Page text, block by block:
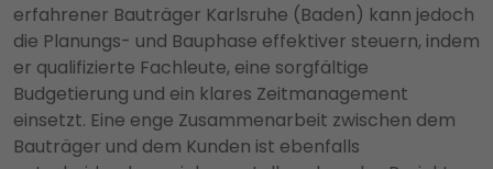
erfahrener Bauträger Karlsruhe (Baden) kann jedoch
die Planungs- und Bauphase effektiver steuern, indem
er qualifizierte Fachleute, eine sorgfältige
Budgetierung und ein klares Zeitmanagement
einsetzt. Eine enge Zusammenarbeit zwischen dem
Bauträger und dem Kunden ist ebenfalls